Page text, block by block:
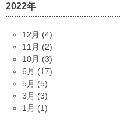
2022年
12月 (4)
11月 (2)
10月 (3)
6月 (17)
5月 (5)
3月 (3)
1月 (1)